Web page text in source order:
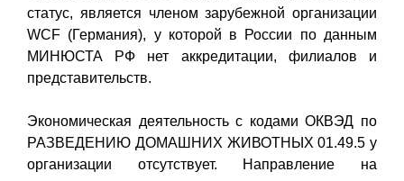
статус, является членом зарубежной организации
WCF (Германия), у которой в России по данным
МИНЮСТА РФ нет аккредитации, филиалов и
представительств.
Экономическая деятельность с кодами ОКВЭД по
РАЗВЕДЕНИЮ ДОМАШНИХ ЖИВОТНЫХ 01.49.5 у
организации отсутствует. Направление на